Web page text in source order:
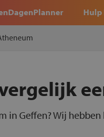
Hulp
in Geffen? Wij